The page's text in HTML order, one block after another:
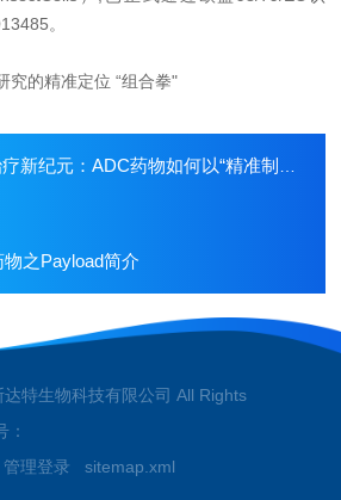
。
究的精准定位 “组合拳"
元：ADC药物如何以“精准制导+超级弹头“改写抗癌规则？
之Payload简介
特生物科技有限公司 All Rights
管理登录 sitemap.xml